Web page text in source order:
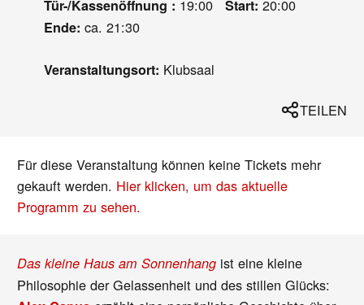
Tür-/Kassenöffnung : 19:00 Start: 20:00
Ende: ca. 21:30
Veranstaltungsort: Klubsaal
TEILEN
Für diese Veranstaltung können keine Tickets mehr
gekauft werden. Hier klicken, um das aktuelle
Programm zu sehen.
Das kleine Haus am Sonnenhang ist eine kleine
Philosophie der Gelassenheit und des stillen Glücks: